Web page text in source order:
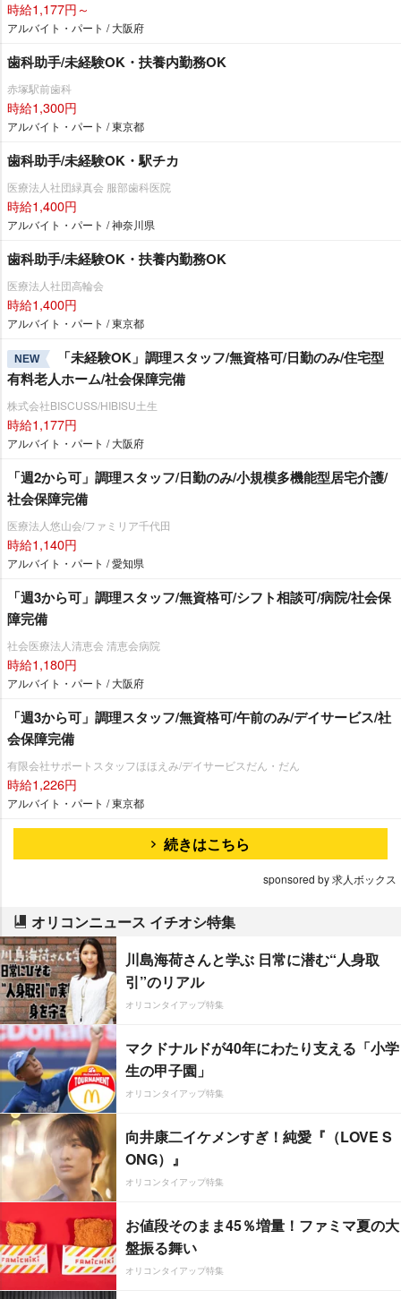
時給1,177円～
アルバイト・パート / 大阪府
歯科助手/未経験OK・扶養内勤務OK
赤塚駅前歯科
時給1,300円
アルバイト・パート / 東京都
歯科助手/未経験OK・駅チカ
医療法人社団緑真会 服部歯科医院
時給1,400円
アルバイト・パート / 神奈川県
歯科助手/未経験OK・扶養内勤務OK
医療法人社団高輪会
時給1,400円
アルバイト・パート / 東京都
NEW
「未経験OK」調理スタッフ/無資格可/日勤のみ/住宅型
有料老人ホーム/社会保障完備
株式会社BISCUSS/HIBISU土生
時給1,177円
アルバイト・パート / 大阪府
「週2から可」調理スタッフ/日勤のみ/小規模多機能型居宅介護/
社会保障完備
医療法人悠山会/ファミリア千代田
時給1,140円
アルバイト・パート / 愛知県
「週3から可」調理スタッフ/無資格可/シフト相談可/病院/社会保
障完備
社会医療法人清恵会 清恵会病院
時給1,180円
アルバイト・パート / 大阪府
「週3から可」調理スタッフ/無資格可/午前のみ/デイサービス/社
会保障完備
有限会社サポートスタッフほほえみ/デイサービスだん・だん
時給1,226円
アルバイト・パート / 東京都
続きはこちら
sponsored by 求人ボックス
オリコンニュース イチオシ特集
川島海荷さんと学ぶ 日常に潜む“人身取
引”のリアル
オリコンタイアップ特集
マクドナルドが40年にわたり支える「小学
生の甲子園」
オリコンタイアップ特集
向井康二イケメンすぎ！純愛『（LOVE S
ONG）』
オリコンタイアップ特集
お値段そのまま45％増量！ファミマ夏の大
盤振る舞い
オリコンタイアップ特集